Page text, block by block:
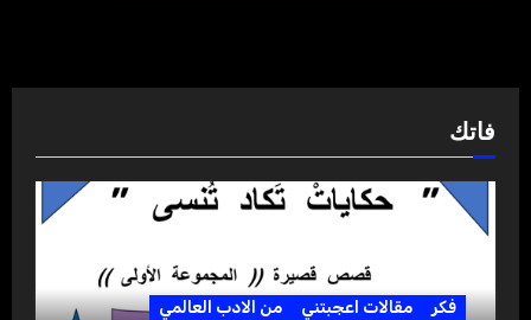
فاتك
فكر مقالات اعجبتني من الادب العالمي